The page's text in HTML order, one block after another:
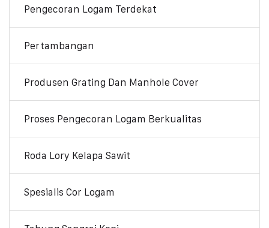
Pengecoran Logam Terdekat
Pertambangan
Produsen Grating Dan Manhole Cover
Proses Pengecoran Logam Berkualitas
Roda Lory Kelapa Sawit
Spesialis Cor Logam